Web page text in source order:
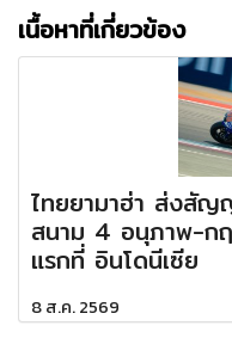
เนื้อหาที่เกี่ยวข้อง
ไทยยามาฮ่า ส่งสัญ
สนาม 4 อนุภาพ-ก
แรกที่ อินโดนีเซีย
8 ส.ค. 2569